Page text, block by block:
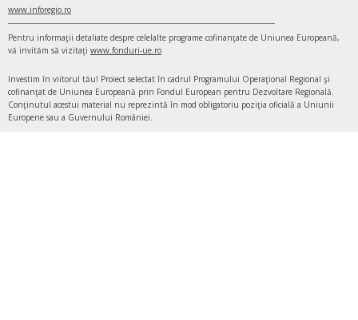
www.inforegio.ro
Pentru informaţii detaliate despre celelalte programe cofinanţate de Uniunea Europeană,
vă invităm să vizitaţi www.fonduri-ue.ro
Investim în viitorul tău! Proiect selectat în cadrul Programului Operaţional Regional şi
cofinanţat de Uniunea Europeană prin Fondul European pentru Dezvoltare Regională.
Conţinutul acestui material nu reprezintă în mod obligatoriu poziţia oficială a Uniunii
Europene sau a Guvernului României.